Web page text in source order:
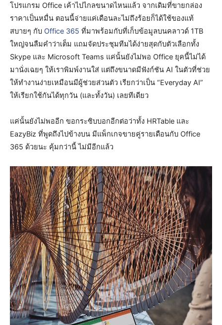
โปรแกรม Office เค้าไปไกลขนาดไหนแล้ว จากเดิมที่ขายกล่อง
ราคาเป็นหมื่น ตอนนี้จ่ายแค่เดือนละไม่ถึงร้อยก็ได้ใช้ของแท้
สบายๆ กับ Office 365 ที่มาพร้อมกับที่เก็บข้อมูลบนคลาวด์ 1TB
ใหญ่จนลืมคำว่าเต็ม แถมจัดประชุมทีมได้ง่ายสุดกับตัวเลือกทั้ง
Skype และ Microsoft Teams แค่นั้นยังไม่พอ Office ยุคนี้ไม่ได้
มานั่งเฉยๆ ให้เราพิมพ์งานใส่ แต่ถึงขนาดมีฟังก์ชัน AI ในตัวที่ช่วย
ให้ทำงานง่ายเหมือนมีผู้ช่วยส่วนตัว เรียกว่าเป็น “Everyday AI”
ให้เรียกใช้กันได้ทุกวัน (และทั้งวัน) เลยทีเดียว
แค่นั้นยังไม่พออีก ขอกระซิบบอกอีกต่อว่าทั้ง HRTable และ
EazyBiz ที่พูดถึงไปข้างบน มีแพ็กเกจขายคู่รายเดือนกับ Office
365 ด้วยนะ คุ้มกว่านี้ ไม่มีอีกแล้ว